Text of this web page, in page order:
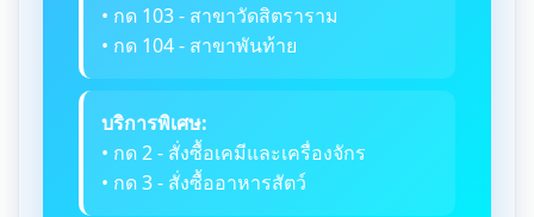
• กด 103 - สาขาวัดสิตราราม
• กด 104 - สาขาพันท้าย
บริการพิเศษ:
• กด 2 - สั่งซื้อเคมีและเครื่องจักร
• กด 3 - สั่งซื้ออาหารสัตว์